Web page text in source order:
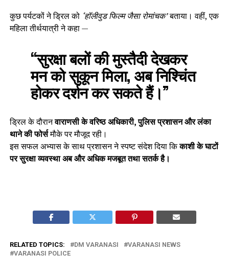
कुछ पर्यटकों ने ड्रिल को ‘हॉलीवुड फिल्म जैसा रोमांचक’बताया। वहीं, एक
महिला तीर्थयात्री ने कहा —
“सुरक्षा बलों की मुस्तैदी देखकर
मन को सुकून मिला, अब निश्चिंत
होकर दर्शन कर सकते हैं।”
ड्रिल के दौरानवाराणसी के वरिष्ठ अधिकारी, पुलिस प्रशासन और लंका
थाने की फोर्समौके पर मौजूद रही।
इस सफल अभ्यास के साथ प्रशासन ने स्पष्ट संदेश दिया किकाशी के घाटों
पर सुरक्षा व्यवस्था अब और अधिक मजबूत तथा सतर्क है।
RELATED TOPICS: DM VARANASI
VARANASI NEWS
VARANASI POLICE